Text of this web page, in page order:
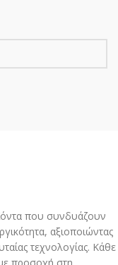
που συνδυάζουν
αξιοποιώντας
τεχνολογίας. Κάθε